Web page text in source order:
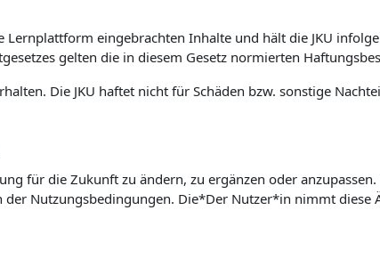
eingebrachten Inhalte und hält die JKU
gelten die in diesem Gesetz normierten
Die JKU haftet nicht für Schäden bzw. sonstige
für die Zukunft zu ändern, zu ergänzen oder
Nutzungsbedingungen. Die*Der Nutzer*in nimmt diese